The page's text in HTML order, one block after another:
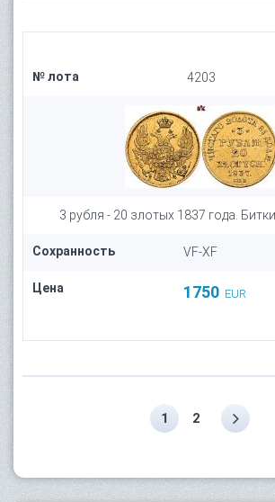
№ лота 4203
3 рубля - 20 злотых 1837 года.
Сохранность VF-XF
Цена 1750 EUR
1 2